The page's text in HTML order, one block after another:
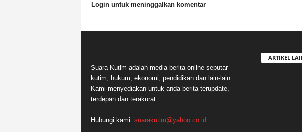
Login untuk meninggalkan komentar
Suara Kutim adalah media berita online seputar
kutim, hukum, ekonomi, pendidikan dan lain-lain.
Kami menyediakan untuk anda berita terupdate,
terdepan dan terakurat.
Hubungi kami: suarakutim@yahoo.co.id
ARTIKEL